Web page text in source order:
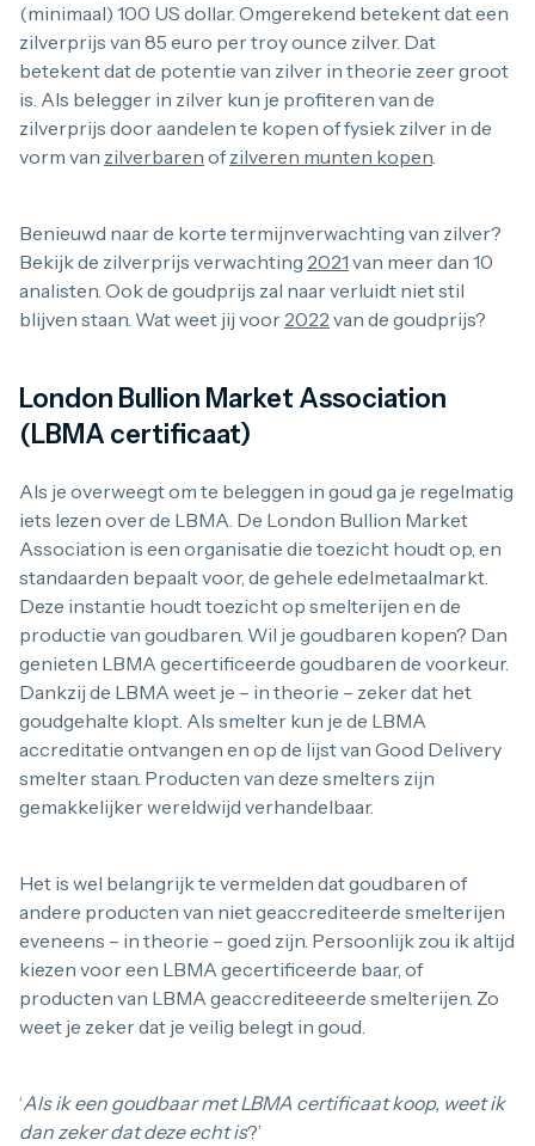
(minimaal) 100 US dollar. Omgerekend betekent dat een
zilverprijs van 85 euro per troy ounce zilver. Dat
betekent dat de potentie van zilver in theorie zeer groot
is. Als belegger in zilver kun je profiteren van de
zilverprijs door aandelen te kopen of fysiek zilver in de
vorm van zilverbaren ofzilveren munten kopen.
Benieuwd naar de korte termijnverwachting van zilver?
Bekijk de zilverprijs verwachting 2021 van meer dan 10
analisten. Ook de goudprijs zal naar verluidt niet stil
blijven staan. Wat weet jij voor 2022 van de goudprijs?
London Bullion Market Association
(LBMA certificaat)
Als je overweegt om te beleggen in goud ga je regelmatig
iets lezen over de LBMA. De London Bullion Market
Association is een organisatie die toezicht houdt op, en
standaarden bepaalt voor, de gehele edelmetaalmarkt.
Deze instantie houdt toezicht op smelterijen en de
productie van goudbaren. Wil je goudbaren kopen? Dan
genieten LBMA gecertificeerde goudbaren de voorkeur.
Dankzij de LBMA weet je – in theorie – zeker dat het
goudgehalte klopt. Als smelter kun je de LBMA
accreditatie ontvangen en op de lijst van Good Delivery
smelter staan. Producten van deze smelters zijn
gemakkelijker wereldwijd verhandelbaar.
Het is wel belangrijk te vermelden dat goudbaren of
andere producten van niet geaccrediteerde smelterijen
eveneens – in theorie – goed zijn. Persoonlijk zou ik altijd
kiezen voor een LBMA gecertificeerde baar, of
producten van LBMA geaccrediteeerde smelterijen. Zo
weet je zeker dat je veilig belegt in goud.
‘Als ik een goudbaar met LBMA certificaat koop, weet ik
dan zeker dat deze echt is?’